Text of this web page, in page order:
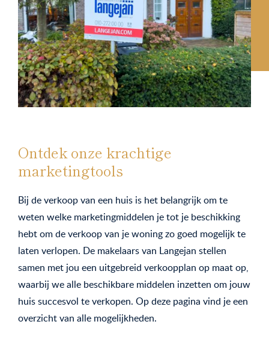
Ontdek onze krachtige
marketingtools
Bij de verkoop van een huis is het belangrijk om te
weten welke marketingmiddelen je tot je beschikking
hebt om de verkoop van je woning zo goed mogelijk te
laten verlopen. De makelaars van Langejan stellen
samen met jou een uitgebreid verkoopplan op maat op,
waarbij we alle beschikbare middelen inzetten om jouw
huis succesvol te verkopen. Op deze pagina vind je een
overzicht van alle mogelijkheden.